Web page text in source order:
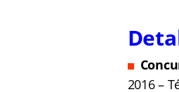
2016 –